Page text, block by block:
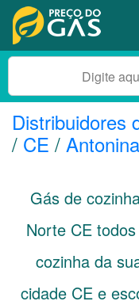
Distribuidores
/ CE /
Gás de
Norte CEtodos
cozinha da
cidade CEe